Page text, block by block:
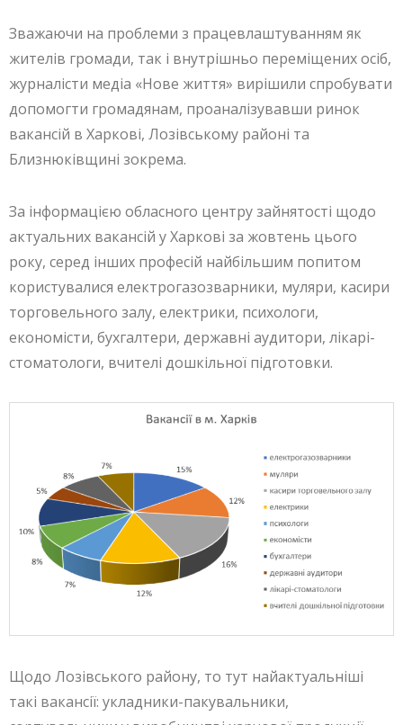
Зважаючи на проблеми з працевлаштуванням як
жителів громади, так і внутрішньо переміщених осіб,
журналісти медіа «Нове життя» вирішили спробувати
допомогти громадянам, проаналізувавши ринок
вакансій в Харкові, Лозівському районі та
Близнюківщині зокрема.
За інформацією обласного центру зайнятості щодо
актуальних вакансій у Харкові за жовтень цього
року, серед інших професій найбільшим попитом
користувалися електрогазозварники, муляри, касири
торговельного залу, електрики, психологи,
економісти, бухгалтери, державні аудитори, лікарі-
стоматологи, вчителі дошкільної підготовки.
Щодо Лозівського району, то тут найактуальніші
такі вакансії: укладники-пакувальники,